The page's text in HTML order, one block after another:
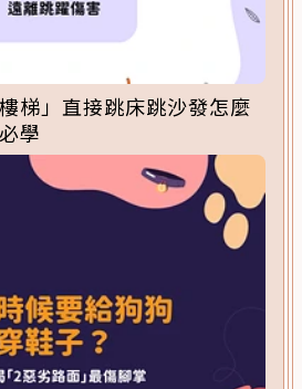
梯」直接跳床跳沙發怎麼
學